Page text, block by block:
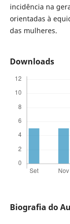
incidência na
orientadas à
das mulheres.
Downloads
Biografia do